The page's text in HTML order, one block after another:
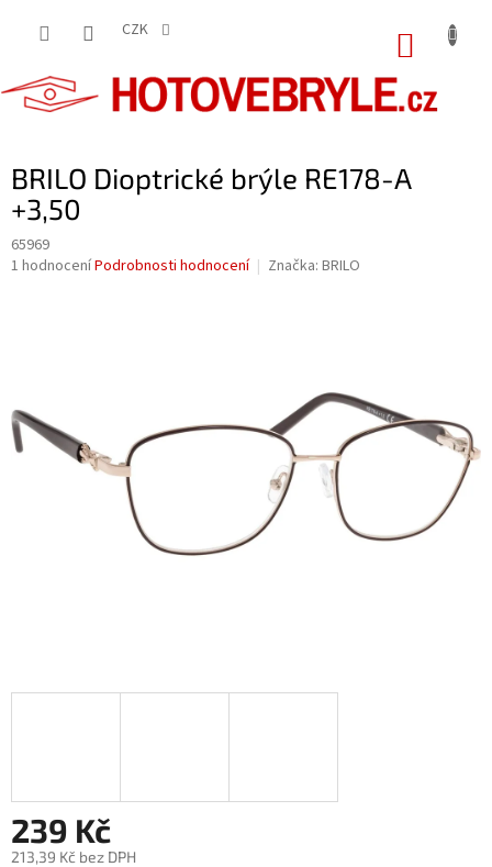
CZK
BRILO Dioptrické brýle RE178-A
+3,50
65969
Průměrné
hvězdiček.
1 hodnoceníPodrobnosti hodnocení Značka: BRILO
239 Kč
213,39 Kč bez DPH